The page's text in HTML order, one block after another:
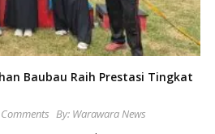
Baubau Raih Prestasi Tingkat
By: Warawara News